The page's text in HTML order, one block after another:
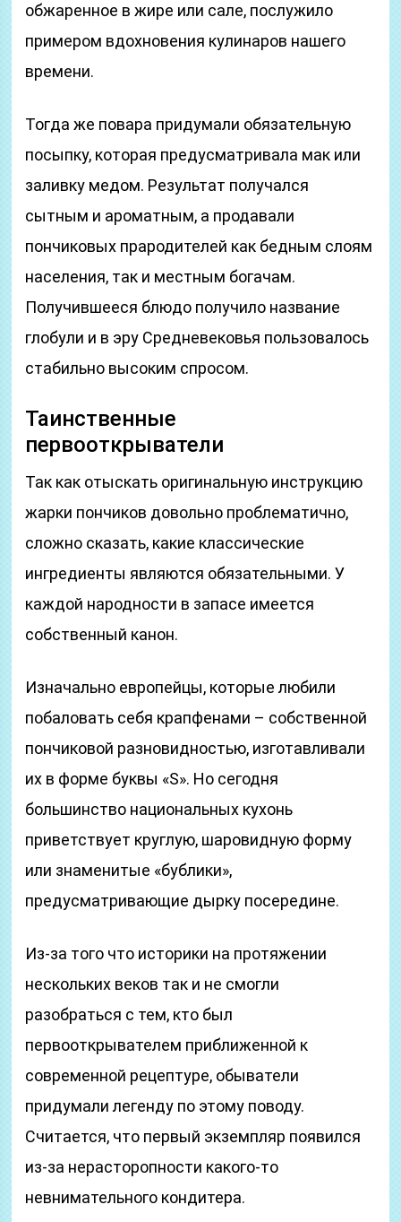
обжаренное в жире или сале, послужило
примером вдохновения кулинаров нашего
времени.
Тогда же повара придумали обязательную
посыпку, которая предусматривала мак или
заливку медом. Результат получался
сытным и ароматным, а продавали
пончиковых прародителей как бедным слоям
населения, так и местным богачам.
Получившееся блюдо получило название
глобули и в эру Средневековья пользовалось
стабильно высоким спросом.
Таинственные
первооткрыватели
Так как отыскать оригинальную инструкцию
жарки пончиков довольно проблематично,
сложно сказать, какие классические
ингредиенты являются обязательными. У
каждой народности в запасе имеется
собственный канон.
Изначально европейцы, которые любили
побаловать себя крапфенами – собственной
пончиковой разновидностью, изготавливали
их в форме буквы «S». Но сегодня
большинство национальных кухонь
приветствует круглую, шаровидную форму
или знаменитые «бублики»,
предусматривающие дырку посередине.
Из-за того что историки на протяжении
нескольких веков так и не смогли
разобраться с тем, кто был
первооткрывателем приближенной к
современной рецептуре, обыватели
придумали легенду по этому поводу.
Считается, что первый экземпляр появился
из-за нерасторопности какого-то
невнимательного кондитера.